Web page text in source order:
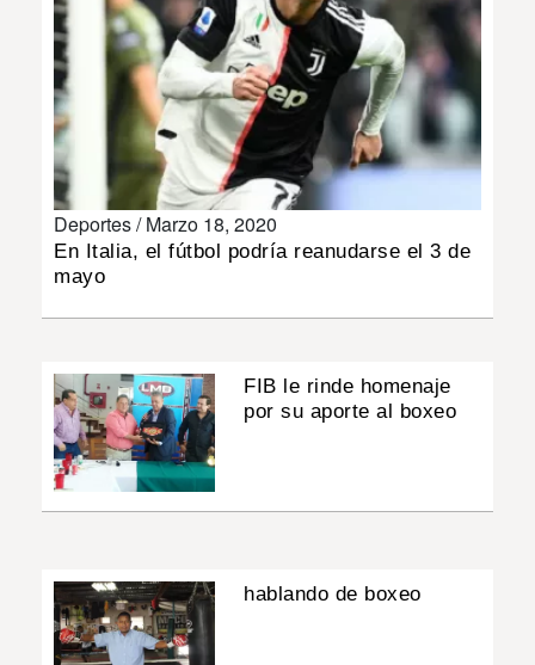
IMPRESO
Deportes /Marzo 18, 2020
En Italia, el fútbol podría reanudarse el 3 de
mayo
FIB le rinde homenaje
por su aporte al boxeo
hablando de boxeo